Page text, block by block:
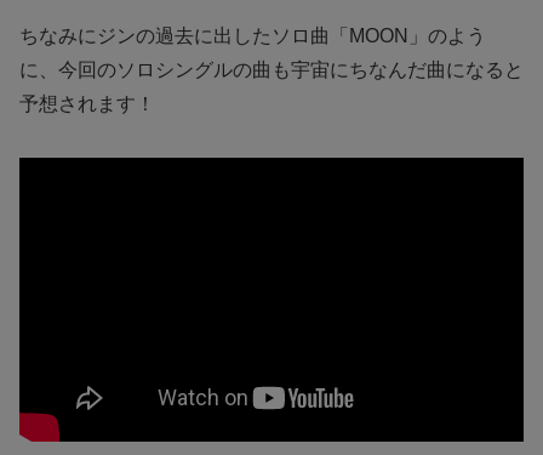
ちなみにジンの過去に出したソロ曲「MOON」のよう
に、今回のソロシングルの曲も宇宙にちなんだ曲になると
予想されます！